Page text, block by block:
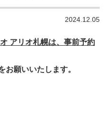
2024.12.05
アリオ札幌は、事前予約
お願いいたします。